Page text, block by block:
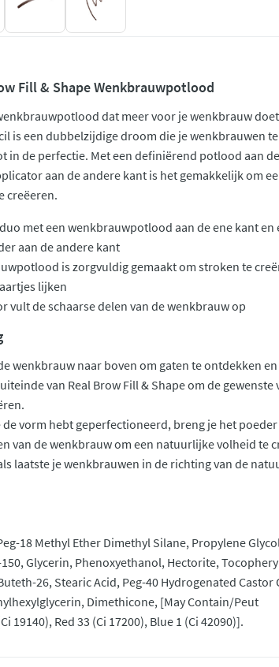
Fill & Shape Wenkbrauwpotlood
dat meer voor je wenkbrauw
is een dubbelzijdige droom die je wenkbrauwen
in de perfectie. Met een definiërend potlood aan
aan de andere kant is het gemakkelijk om
creëeren.
met een wenkbrauwpotlood aan de ene kant en
aan de andere kant
is zorgvuldig gemaakt om stroken te
lijken
vult de schaarse delen van de wenkbrauw op
wenkbrauw naar boven om gaten te ontdekken
van Real Brow Fill & Shape om de gewenste
de vorm hebt geperfectioneerd, breng je het
van de wenkbrauw om een natuurlijke volheid te
laatste je wenkbrauwen in de richting van de
18 Methyl Ether Dimethyl Silane, Propylene
Glycerin, Phenoxyethanol, Hectorite,
26, Stearic Acid, Peg-40 Hydrogenated Castor
Dimethicone, [May Contain/Peut
19140), Red 33 (Ci 17200), Blue 1 (Ci 42090)].